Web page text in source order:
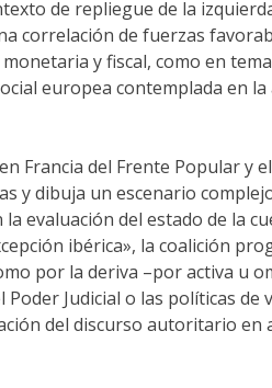
de repliegue de la
correlación de fuerzas
y fiscal, como en
europea contemplada en
Francia del Frente Popular y
y dibuja un escenario
evaluación del estado de la
ibérica», la coalición
por la deriva –por activa u
Judicial o las políticas de
del discurso autoritario en